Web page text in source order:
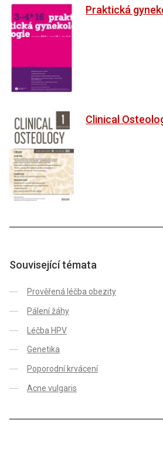
Praktická
Clinical
Související témata
Prověřená léčba obezity
Pálení žáhy
Léčba HPV
Genetika
Poporodní krvácení
Acne vulgaris